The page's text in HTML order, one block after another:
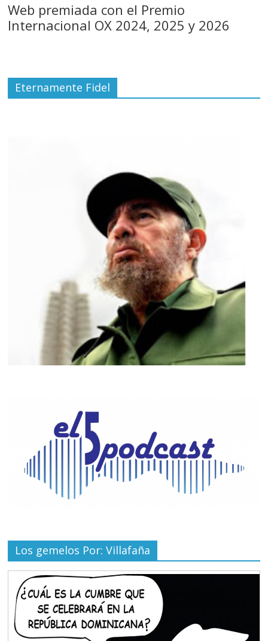
Web premiada con el Premio
Internacional OX 2024, 2025 y 2026
Eternamente Fidel
Los gemelos Por: Villafaña